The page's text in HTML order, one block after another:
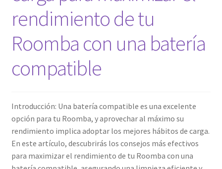
Finalizar compra
rendimiento de tu
Roomba con una batería
compatible
Introducción: Una batería compatible es una excelente
opción para tu Roomba, y aprovechar al máximo su
rendimiento implica adoptar los mejores hábitos de carga.
En este artículo, descubrirás los consejos más efectivos
para maximizar el rendimiento de tu Roomba con una